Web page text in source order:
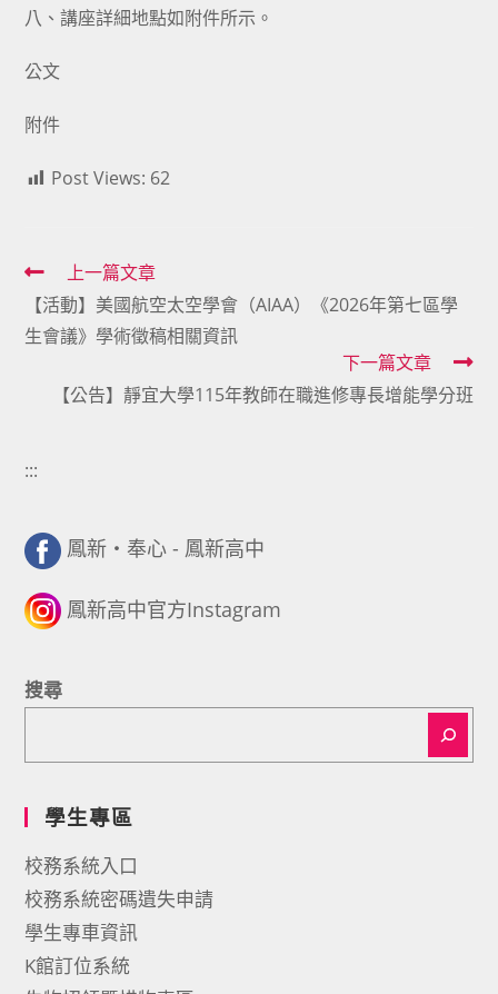
八、講座詳細地點如附件所示。
公文
附件
Post Views: 62
Read
more
articles
上一篇文章
【活動】美國航空太空學會（AIAA）《2026年第七區學
生會議》學術徵稿相關資訊
下一篇文章
【公告】靜宜大學115年教師在職進修專長增能學分班
:::
鳳新・奉心 - 鳳新高中
鳳新高中官方Instagram
搜尋
學生專區
校務系統入口
校務系統密碼遺失申請
學生專車資訊
K館訂位系統